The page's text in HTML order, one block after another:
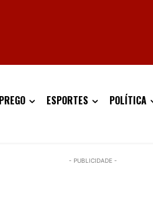
ESPORTES POLÍTICA
- PUBLICIDADE -